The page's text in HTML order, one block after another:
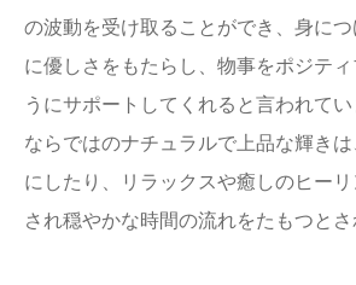
の波動を受け取ることができ、身に
に優しさをもたらし、物事をポジテ
うにサポートしてくれると言われて
ならではのナチュラルで上品な輝き
にしたり、リラックスや癒しのヒー
され穏やかな時間の流れをたもつとさ